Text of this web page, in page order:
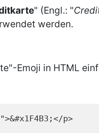
" (Engl.: "
werden.
Emoji in HTML
p>